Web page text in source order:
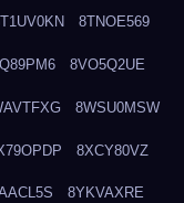
8TNOE569
8VO5Q2UE
8WSU0MSW
8XCY80VZ
8YKVAXRE